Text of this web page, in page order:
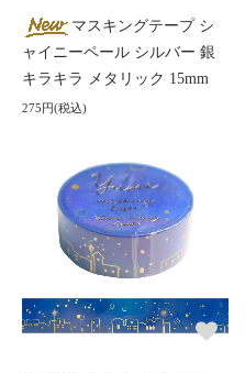
マスキングテープ シ
ャイニーペール シルバー 銀
キラキラ メタリック 15mm
275円(税込)